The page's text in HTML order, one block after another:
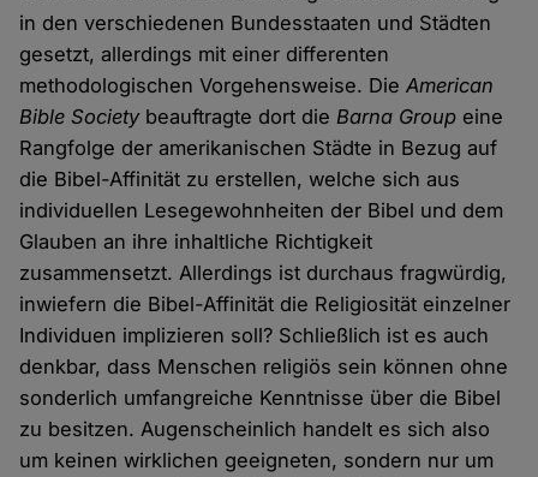
in den verschiedenen Bundesstaaten und Städten
gesetzt, allerdings mit einer differenten
methodologischen Vorgehensweise. DieAmerican
Bible Societybeauftragte dort dieBarna Group eine
Rangfolge der amerikanischen Städte in Bezug auf
die Bibel-Affinität zu erstellen, welche sich aus
individuellen Lesegewohnheiten der Bibel und dem
Glauben an ihre inhaltliche Richtigkeit
zusammensetzt. Allerdings ist durchaus fragwürdig,
inwiefern die Bibel-Affinität die Religiosität einzelner
Individuen implizieren soll? Schließlich ist es auch
denkbar, dass Menschen religiös sein können ohne
sonderlich umfangreiche Kenntnisse über die Bibel
zu besitzen. Augenscheinlich handelt es sich also
um keinen wirklichen geeigneten, sondern nur um